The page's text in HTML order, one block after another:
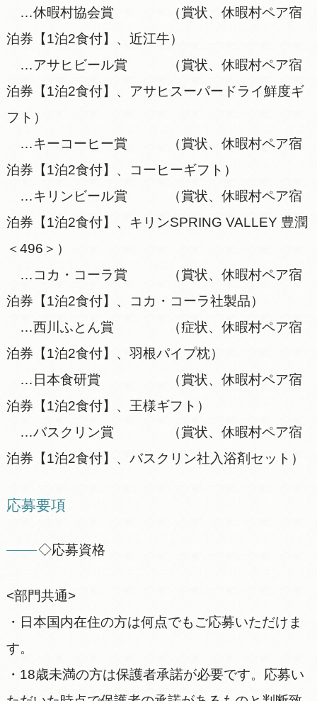
…休暇村協会賞 （賞状、休暇村ペア宿
泊券【1泊2食付】、近江牛）
…アサヒビール賞 （賞状、休暇村ペア宿
泊券【1泊2食付】、アサヒスーパードライ鮮度ギ
フト）
…キーコーヒー賞 （賞状、休暇村ペア宿
泊券【1泊2食付】、コーヒーギフト）
…キリンビール賞 （賞状、休暇村ペア宿
泊券【1泊2食付】、キリンSPRING VALLEY 豊潤
＜496＞）
…コカ・コーラ賞 （賞状、休暇村ペア宿
泊券【1泊2食付】、コカ・コーラ社製品）
…西川ふとん賞 （症状、休暇村ペア宿
泊券【1泊2食付】、羽根パイプ枕）
…日本食研賞 （賞状、休暇村ペア宿
泊券【1泊2食付】、王様ギフト）
…バスクリン賞 （賞状、休暇村ペア宿
泊券【1泊2食付】、バスクリン社入浴剤セット）
応募要項
◇応募資格
<部門共通>
・日本国内在住の方は何点でもご応募いただけま
す。
・18歳未満の方は保護者承諾が必要です。応募い